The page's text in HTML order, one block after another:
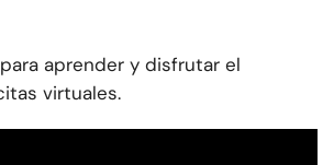
aprender y disfrutar el
virtuales.